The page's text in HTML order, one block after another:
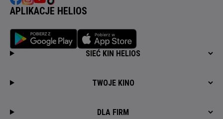
APLIKACJE HELIOS
SIEĆ KIN HELIOS
TWOJE KINO
DLA FIRM